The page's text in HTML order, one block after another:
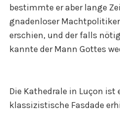
bestimmte er aber lange
gnadenloser
erschien, und der falls
kannte der Mann Gottes
Die Kathedrale in Luçon ist
klassizistische Fasdade